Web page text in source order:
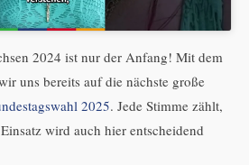
2024 ist nur der Anfang! Mit dem
uns bereits auf die nächste große
2025. Jede Stimme zählt,
wird auch hier entscheidend